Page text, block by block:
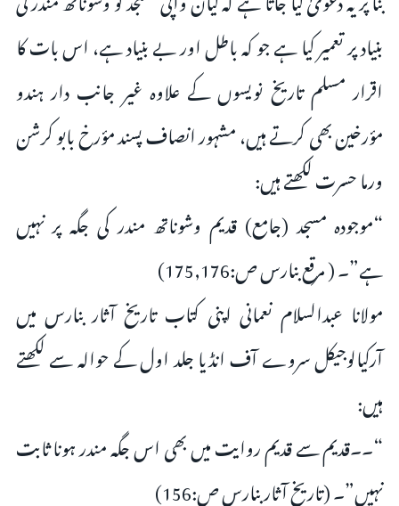
بنیاد پر تعمیر کیا ہے جو کہ باطل اور بے بنیاد ہے، اس بات کا
اقرار مسلم تاریخ نویسوں کے علاوہ غیر جانب دار ہندو
مؤرخین بھی کرتے ہیں، مشہور انصاف پسند مؤرخ بابو کرشن
ورما حسرت لکھتے ہیں:
“موجودہ مسجد (جامع) قدیم وشوناتھ مندر کی جگہ پر نہیں
ہے”۔ ( مرقع بنارس ص:175,176)
مولانا عبدالسلام نعمانی اپنی کتاب تاریخ آثار بنارس میں
آرکیالوجیکل سروے آف انڈیا جلد اول کے حوالہ سے لکھتے
ہیں:
“۔۔قدیم سے قدیم روایت میں بھی اس جگہ مندر ہونا ثابت
نہیں”۔ (تاریخ آثار بنارس ص:156)